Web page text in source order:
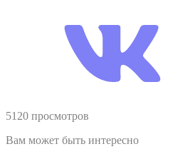
5120 просмотров
Вам может быть интересно